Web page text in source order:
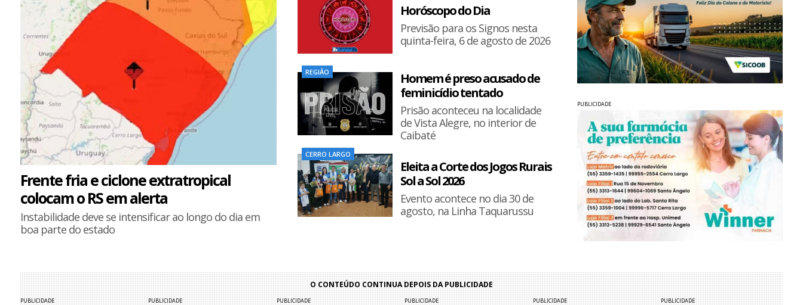
Frente fria e ciclone extratropical
colocam o RS em alerta
Instabilidade deve se intensificar ao longo do dia em
boa parte do estado
Horóscopo do Dia
Previsão para os Signos nesta
quinta-feira, 6 de agosto de 2026
REGIÃO
Homem é preso acusado de
feminicídio tentado
Prisão aconteceu na localidade
de Vista Alegre, no interior de
Caibaté
CERRO LARGO
Eleita a Corte dos Jogos Rurais
Sol a Sol 2026
Evento acontece no dia 30 de
agosto, na Linha Taquarussu
PUBLICIDADE
O CONTEÚDO CONTINUA DEPOIS DA PUBLICIDADE
PUBLICIDADE PUBLICIDADE PUBLICIDADE PUBLICIDADE PUBLICIDADE PUBLICIDADE